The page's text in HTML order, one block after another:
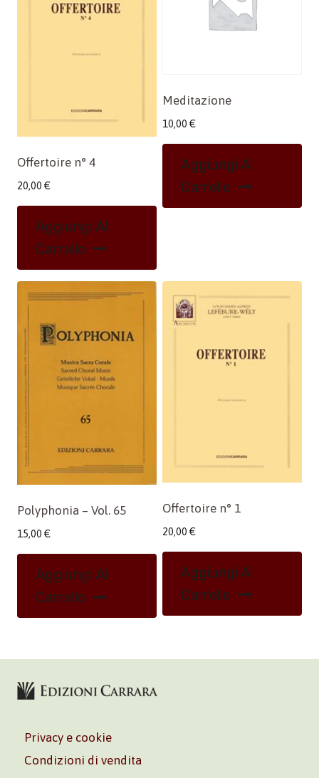
Offertoire n° 4
20,00 €
Aggiungi Al
Carrello
Meditazione
10,00 €
Aggiungi Al
Carrello
Polyphonia – Vol. 65
15,00 €
Aggiungi Al
Carrello
Offertoire n° 1
20,00 €
Aggiungi Al
Carrello
Privacy e cookie
Condizioni di vendita